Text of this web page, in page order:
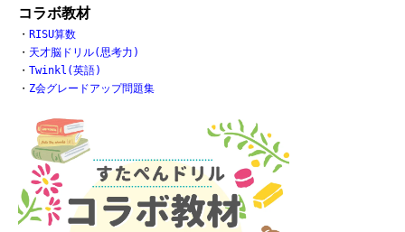
コラボ教材
・ RISU算数
・ 天才脳ドリル(思考力)
・ Twinkl(英語)
・ Z会グレードアップ問題集